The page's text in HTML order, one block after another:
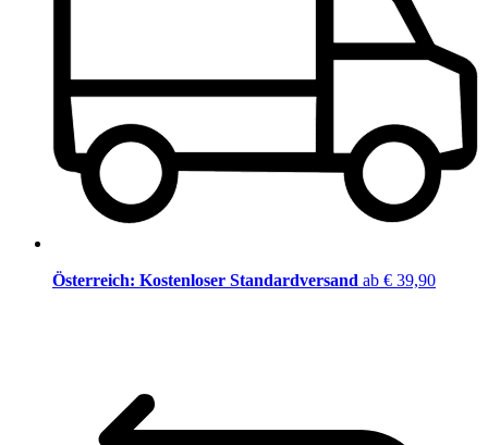
Österreich: Kostenloser Standardversand ab € 39,90